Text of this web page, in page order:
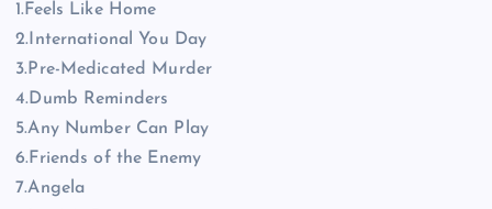
1.Feels Like Home
2.International You Day
3.Pre-Medicated Murder
4.Dumb Reminders
5.Any Number Can Play
6.Friends of the Enemy
7.Angela